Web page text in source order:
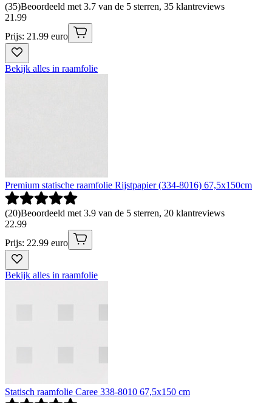
(35)Beoordeeld met 3.7 van de 5 sterren, 35 klantreviews
21 .99
Prijs: 21.99 euro
Bekijk alles in raamfolie
Premium statische raamfolie Rijstpapier (334-8016) 67,5x150cm
(20)Beoordeeld met 3.9 van de 5 sterren, 20 klantreviews
22.99
Prijs: 22.99 euro
Bekijk alles in raamfolie
Statisch raamfolie Caree 338-8010 67,5x150 cm